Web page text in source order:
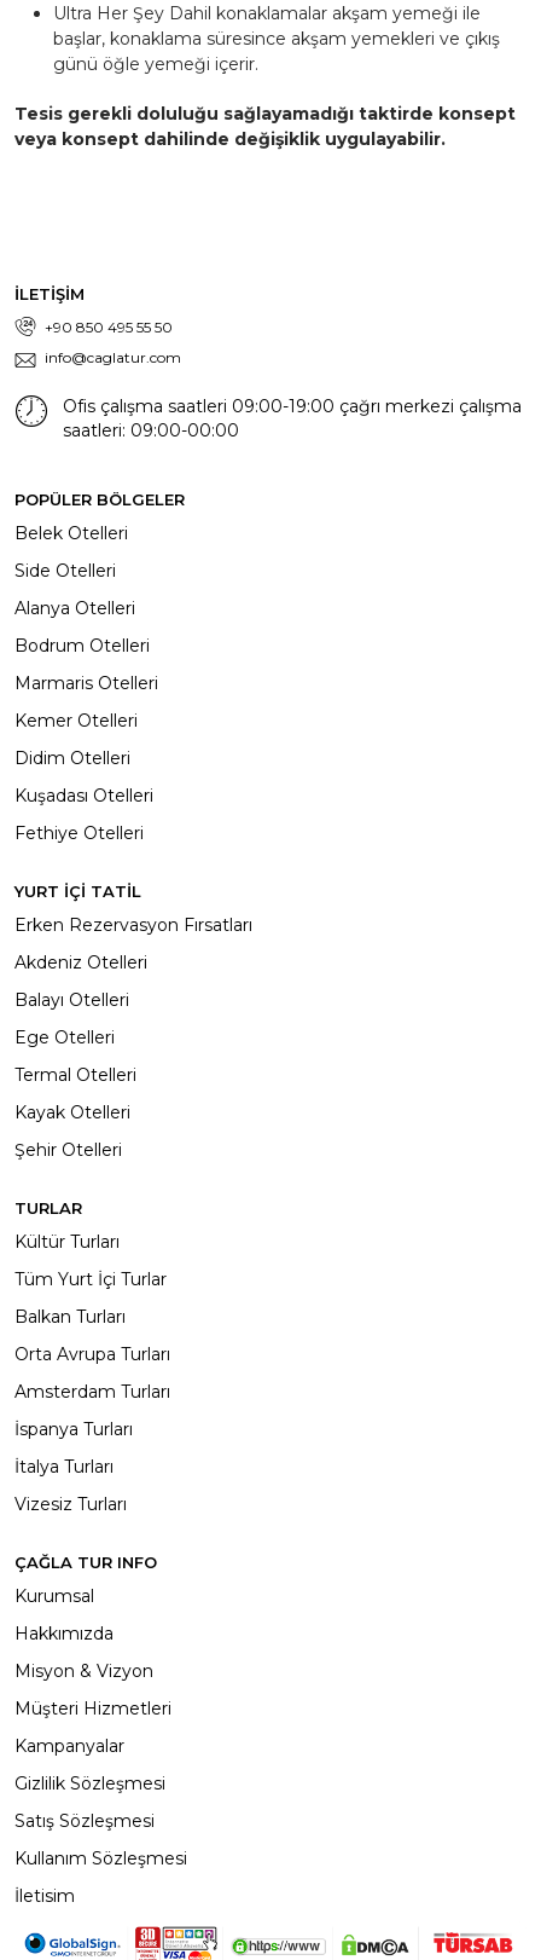
Ultra Her Şey Dahil konaklamalar akşam yemeği ile
başlar, konaklama süresince akşam yemekleri ve çıkış
günü öğle yemeği içerir.
Tesis gerekli doluluğu sağlayamadığı taktirde konsept
veya konsept dahilinde değişiklik uygulayabilir.
İLETİŞİM
+90 850 495 55 50
info@caglatur.com
Ofis çalışma saatleri 09:00-19:00 çağrı merkezi çalışma
saatleri: 09:00-00:00
POPÜLER BÖLGELER
Belek Otelleri
Side Otelleri
Alanya Otelleri
Bodrum Otelleri
Marmaris Otelleri
Kemer Otelleri
Didim Otelleri
Kuşadası Otelleri
Fethiye Otelleri
YURT İÇİ TATİL
Erken Rezervasyon Fırsatları
Akdeniz Otelleri
Balayı Otelleri
Ege Otelleri
Termal Otelleri
Kayak Otelleri
Şehir Otelleri
TURLAR
Kültür Turları
Tüm Yurt İçi Turlar
Balkan Turları
Orta Avrupa Turları
Amsterdam Turları
İspanya Turları
İtalya Turları
Vizesiz Turları
ÇAĞLA TUR INFO
Kurumsal
Hakkımızda
Misyon & Vizyon
Müşteri Hizmetleri
Kampanyalar
Gizlilik Sözleşmesi
Satış Sözleşmesi
Kullanım Sözleşmesi
İletisim